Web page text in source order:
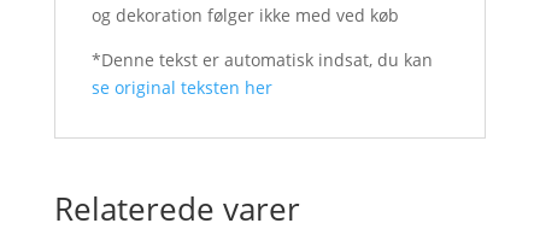
og dekoration følger ikke med ved køb
*Denne tekst er automatisk indsat, du kan
se original teksten her
Relaterede varer